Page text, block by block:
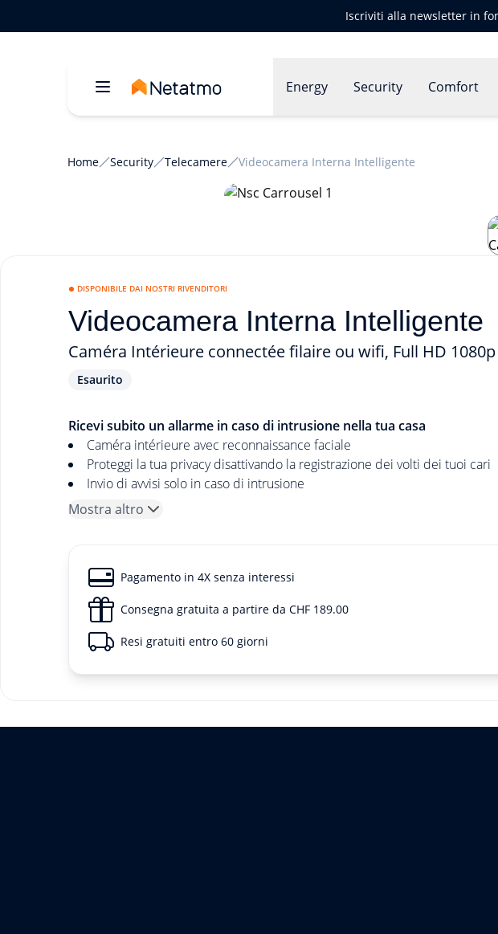
Iscriviti alla newsletter in
Energy Security Comfort
Home Security Telecamere Videocamera Interna Intelligente
DISPONIBILE DAI NOSTRI RIVENDITORI
Videocamera Interna Intelligente
Caméra Intérieure connectée filaire ou wifi, Full HD 1080p
Esaurito
Ricevi subito un allarme in caso di intrusione nella tua casa
Caméra intérieure avec reconnaissance faciale
Proteggi la tua privacy disattivando la registrazione dei volti dei tuoi cari
Invio di avvisi solo in caso di intrusione
Mostra altro
Pagamento in 4X senza interessi
Consegna gratuita a partire da CHF 189.00
Resi gratuiti entro 60 giorni